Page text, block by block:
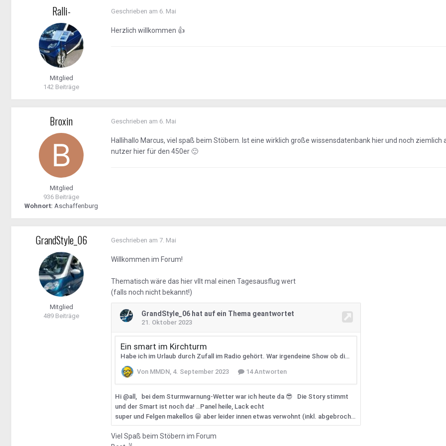
Ralli-
Mitglied
142 Beiträge
Geschrieben am 6. Mai
Herzlich willkommen 👍
Broxin
Mitglied
936 Beiträge
Wohnort: Aschaffenburg
Geschrieben am 6. Mai
Hallihallo Marcus, viel spaß beim Stöbern. Ist eine wirklich große wissensdatenbank hier und noch ziemlich
nutzer hier für den 450er 🙂
GrandStyle_06
Mitglied
489 Beiträge
Geschrieben am 7. Mai
Willkommen im Forum!
Thematisch wäre das hier vllt mal einen Tagesausflug wert
(falls noch nicht bekannt!)
Viel Spaß beim Stöbern im Forum